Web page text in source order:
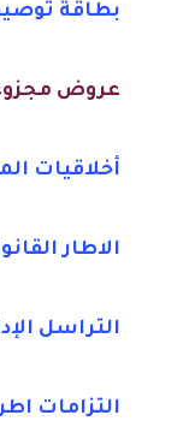
بطاقة
عروض
أخلاقيات
الاطار
التراسل
التزامات